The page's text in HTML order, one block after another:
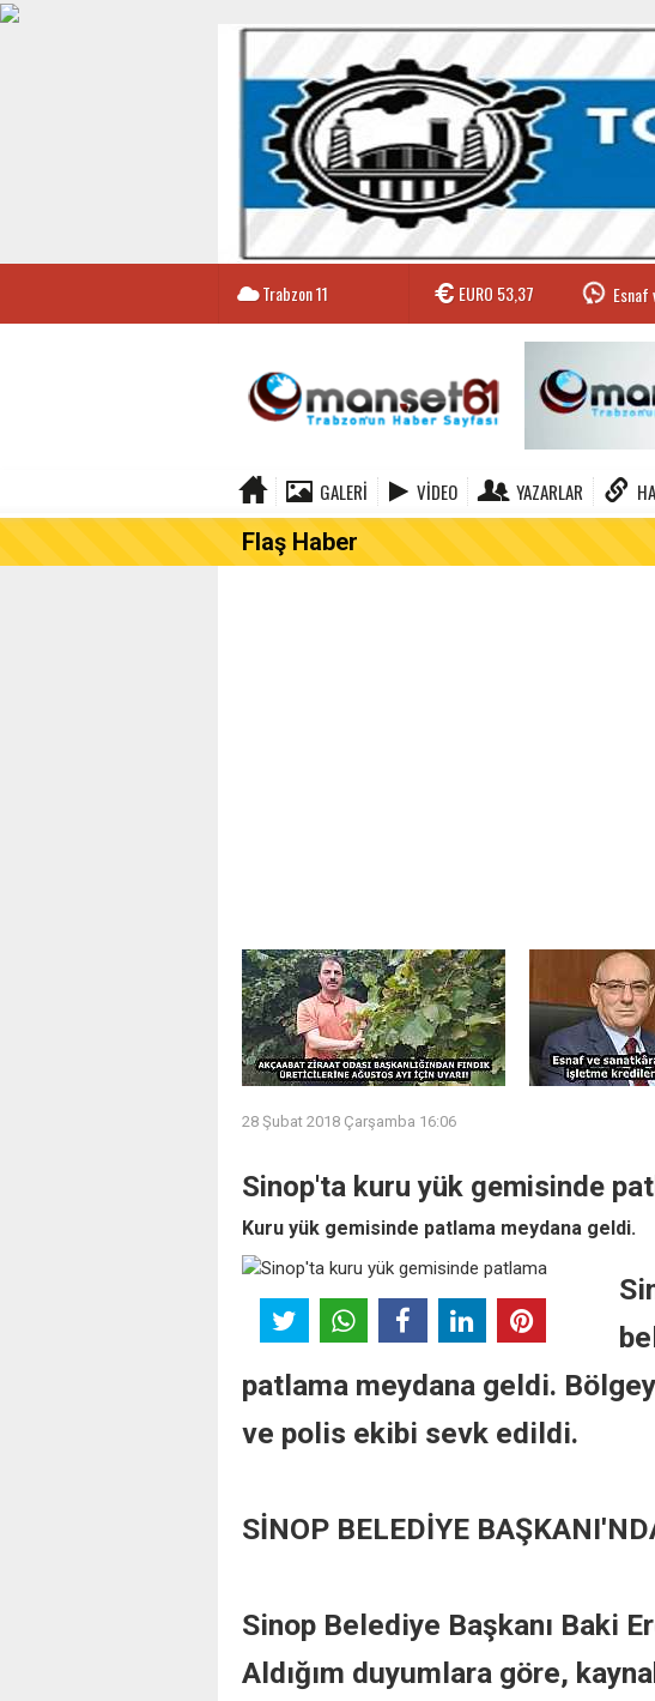
Trabzon11 EURO53,37 Esnaf
GALERI VIDEO YAZARLAR
Flaş Haber
28 Şubat 2018 Çarşamba 16:06
Sinop'ta kuru yük gemisinde
Kuru yük gemisinde patlama meydana geldi.
patlama meydana geldi.
ve polis ekibi sevk edildi.
SİNOP BELEDİYE
Sinop Belediye Başkanı Baki
Aldığım duyumlara göre,